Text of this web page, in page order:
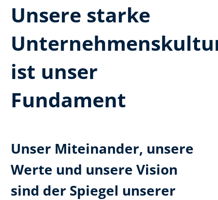
Unsere starke
ist unser
Fundament
Unser Miteinander, unsere
Werte und unsere Vision
sind der Spiegel unserer